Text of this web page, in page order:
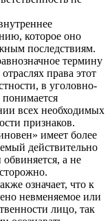
которое оно
последствиям.
термину
права этот
в уголовно-
всех необходимых
признаков.
имеет более
действительно
а не
означает, что к
невменяемое или
лицо, так